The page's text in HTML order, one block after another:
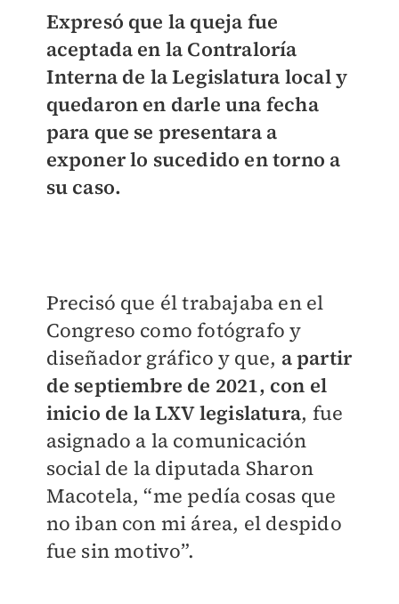
Expresó que la queja fue
aceptada en la Contraloría
Interna de la Legislatura local y
quedaron en darle una fecha
para que se presentara a
exponer lo sucedido en torno a
su caso.
Precisó que él trabajaba en el
Congreso como fotógrafo y
diseñador gráfico y que, a partir
de septiembre de 2021, con el
inicio de la LXV legislatura, fue
asignado a la comunicación
social de la diputada Sharon
Macotela, “me pedía cosas que
no iban con mi área, el despido
fue sin motivo”.